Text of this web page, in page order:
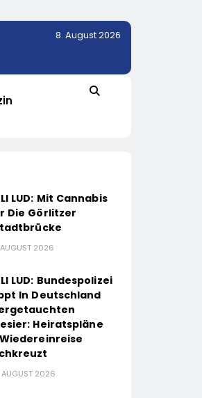
8. August 2026
LUD: Mit Cannabis
Die Görlitzer
2026
LUD: Bundespolizei
In Deutschland
Heiratspläne
AUGUST 2026